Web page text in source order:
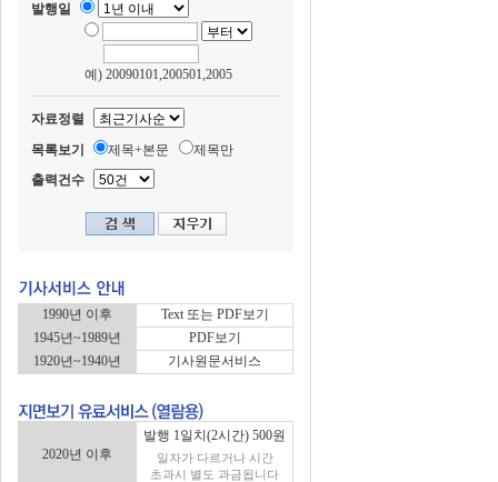
발행일
예) 20090101,200501,2005
자료정렬
목록보기
제목+본문
제목만
출력건수
1990년 이후
Text 또는 PDF보기
1945년~1989년
PDF보기
1920년~1940년
기사원문서비스
2020년 이후
발행 1일치(2시간) 500원
일자가 다르거나 시간
초과시 별도 과금됩니다